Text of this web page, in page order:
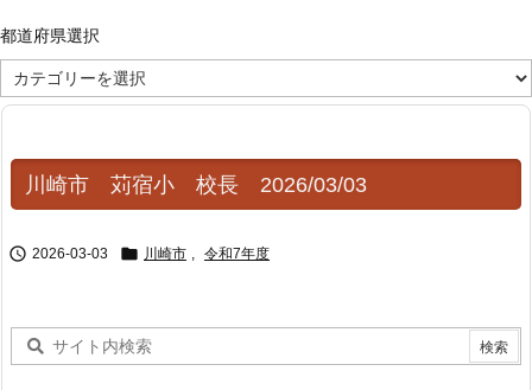
都道府県選択
道
府
選
川崎市 苅宿小 校長 2026/03/03
 2026-03-03  川崎市 , 令和7年度